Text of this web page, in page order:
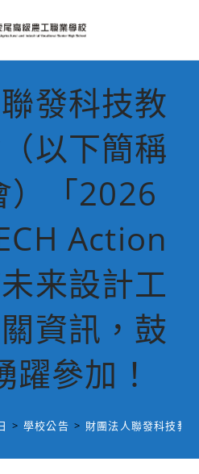
發科技教
以下簡稱
）「2026
Action
来設計工
資訊，鼓
躍參加！
> 學校公告 > 財團法人聯發科技教